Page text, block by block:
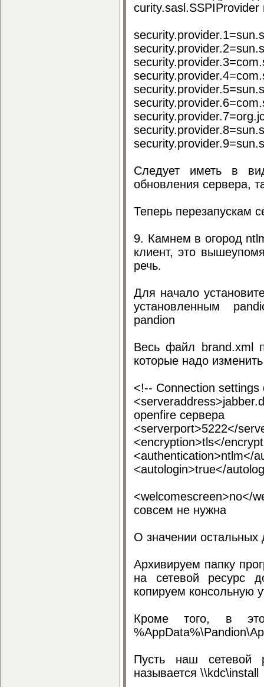
Следует иметь в
обновления сервера,
Теперь перезапускам
9. Камнем в огород
клиент, это
речь.
Для начало
установленным
pandion
Весь файл brand.xml
которые надо изменить
<!-- Connection settings
openfire сервера
<serverport>5222</
<encryption>tls</
<authentication>ntlm</
<autologin>true</
<welcomescreen>no</
совсем не нужна
О значении остальных
Архивируем папку
на сетевой ресурс
копируем консольную
Кроме того, в
Пусть наш сетевой
называется \\kdc\install